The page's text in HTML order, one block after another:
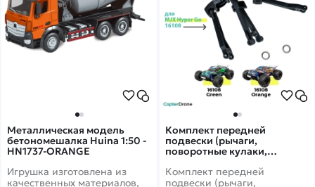
Металлическая модель
бетономешалка Huina 1:50 -
HN1737-ORANGE
Игрушка изготовлена из
качественных материалов,
Комплект передней
подвески (рычаги,
поворотные кулаки,
MJX 16108 - MJX-16200
Комплект передней
подвески (рычаги,